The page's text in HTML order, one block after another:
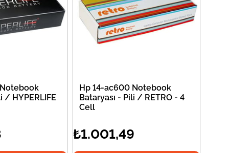
/ HYPERLIFE
Hp 14-ac600 Notebook
Bataryası - Pili / RETRO - 4
Cell
₺1.001,49